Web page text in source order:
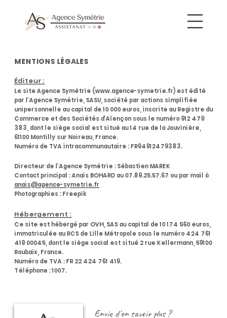
MENTIONS LÉGALES
Éditeur :
Le site Agence Symétrie (www.agence-symetrie.fr) est édité
par l’Agence Symétrie, SASU, société par actions simplifiée
unipersonnelle au capital de 10 000 euros, inscrite au Registre du
Commerce et des Sociétés d’Alençon sous le numéro 912 479
383 , dont le siège social est situé au 14 rue de la Jouvinière,
61100 Montilly sur Noireau, France.
Numéro de TVA intracommunautaire : FR94912479383.
Directeur de l’Agence Symétrie : Sébastien MAREK
Contact principal : Anaïs BOHARD au 07.89.25.57.67 ou par mail à
anais@agence-symetrie.fr
Photographies : Freepik
Hébergement :
Ce site est hébergé par OVH, SAS au capital de10 174 560 euros,
immatriculée au RCS de Lille Métropole sous le numéro 424 761
419 00045 , dont le siège social est situé 2 rue Kellermann, 59100
Roubaix, France.
Numéro de TVA : FR22 424 761 419.
Téléphone : 1007.
Envie d'en savoir plus ?